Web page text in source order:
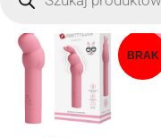
BRAK